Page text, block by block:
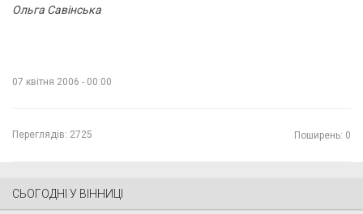
Ольга Савінська
07 квітня 2006 - 00:00
Переглядів: 2725 Поширень: 0
СЬОГОДНІ У ВІННИЦІ